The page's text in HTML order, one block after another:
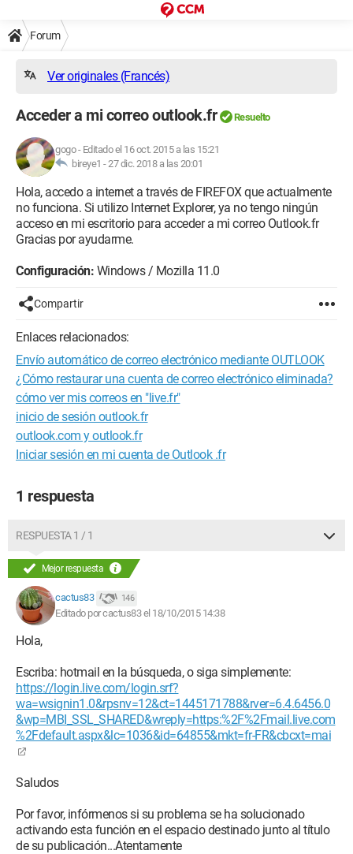
Forum
Ver originales (Francés)
Acceder a mi correo outlook.fr Resuelto
gogo- Editado el 16 oct. 2015 a las 15:21
bireye1 -27 dic. 2018 a las 20:01
Hola, accedo a internet a través de FIREFOX que actualmente
no funciona. Si utilizo Internet Explorer, ya no tengo ningún
acceso en mi escritorio para acceder a mi correo Outlook.fr
Gracias por ayudarme.
Configuración: Windows / Mozilla 11.0
Compartir
Enlaces relacionados:
Envío automático de correo electrónico mediante OUTLOOK
¿Cómo restaurar una cuenta de correo electrónico eliminada?
cómo ver mis correos en "live.fr"
inicio de sesión outlook.fr
outlook.com y outlook.fr
Iniciar sesión en mi cuenta de Outlook .fr
1 respuesta
RESPUESTA 1 / 1
Mejor respuesta
cactus83 146
Editado por cactus83 el 18/10/2015 14:38
Hola,
Escriba: hotmail en la búsqueda, o siga simplemente:
https://login.live.com/login.srf?
wa=wsignin1.0&rpsnv=12&ct=1445171788&rver=6.4.6456.0
&wp=MBI_SSL_SHARED&wreply=https:%2F%2Fmail.live.com
%2Fdefault.aspx&lc=1036&id=64855&mkt=fr-FR&cbcxt=mai
Saludos
Por favor, infórmenos si su problema se ha solucionado
activando esta función en el espacio destinado junto al título
de su publicación...Atentamente